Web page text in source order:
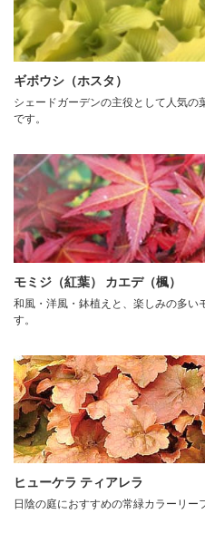
ギボウシ（ホスタ）
シェードガーデンの主役として人気
です。
モミジ（紅葉） カエデ（楓）
和風・洋風・鉢植えと、楽しみの多い
す。
ヒューケラ ティアレラ
日陰の庭におすすめの常緑カラーリー